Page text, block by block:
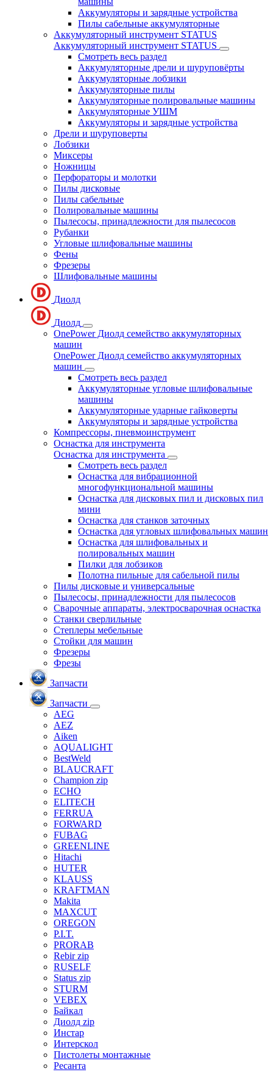
Аккумуляторы и зарядные устройства
Пилы сабельные аккумуляторные
Аккумуляторный инструмент STATUS
Аккумуляторный инструмент STATUS
Смотреть весь раздел
Аккумуляторные дрели и шуруповёрты
Аккумуляторные лобзики
Аккумуляторные пилы
Аккумуляторные полировальные машины
Аккумуляторные УШМ
Аккумуляторы и зарядные устройства
Дрели и шуруповерты
Лобзики
Миксеры
Ножницы
Перфораторы и молотки
Пилы дисковые
Пилы сабельные
Полировальные машины
Пылесосы, принадлежности для пылесосов
Рубанки
Угловые шлифовальные машины
Фены
Фрезеры
Шлифовальные машины
Диолд
Диолд
OnePower Диолд семейство аккумуляторных
машин
OnePower Диолд семейство аккумуляторных
машин
Смотреть весь раздел
Аккумуляторные угловые шлифовальные
машины
Аккумуляторные ударные гайковерты
Аккумуляторы и зарядные устройства
Компрессоры, пневмоинструмент
Оснастка для инструмента
Оснастка для инструмента
Смотреть весь раздел
Оснастка для вибрационной
многофункциональной машины
Оснастка для дисковых пил и дисковых пил
мини
Оснастка для станков заточных
Оснастка для угловых шлифовальных машин
Оснастка для шлифовальных и
полировальных машин
Пилки для лобзиков
Полотна пильные для сабельной пилы
Пилы дисковые и универсальные
Пылесосы, принадлежности для пылесосов
Сварочные аппараты, электросварочная оснастка
Станки сверлильные
Степлеры мебельные
Стойки для машин
Фрезеры
Фрезы
Запчасти
Запчасти
AEG
AEZ
Aiken
AQUALIGHT
BestWeld
BLAUCRAFT
Champion zip
ECHO
ELITECH
FERRUA
FORWARD
FUBAG
GREENLINE
Hitachi
HUTER
KLAUSS
KRAFTMAN
Makita
MAXCUT
OREGON
P.I.T.
PRORAB
Rebir zip
RUSELF
Status zip
STURM
VEBEX
Байкал
Диолд zip
Инстар
Интерскол
Пистолеты монтажные
Ресанта